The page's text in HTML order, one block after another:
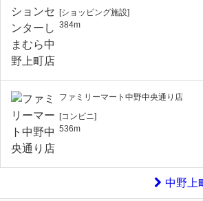
[ショッピング施設]
384m
ファミリーマート中野中央通り店
[コンビニ]
536m
中野上